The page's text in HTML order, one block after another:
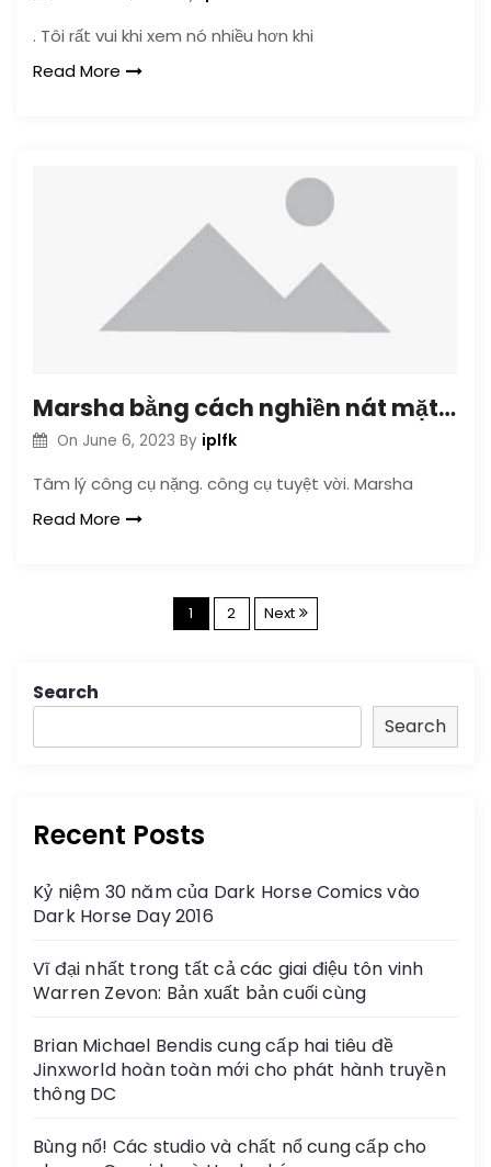
. Tôi rất vui khi xem nó nhiều hơn khi
Read More
Marsha bằng cách nghiền nát mặt trời vàng (EP)
On June 6, 2023 By iplfk
Tâm lý công cụ nặng. công cụ tuyệt vời. Marsha
Read More
P
s
v
i
g
1 2 Next
Search
Search
Recent Posts
Kỷ niệm 30 năm của Dark Horse Comics vào
Dark Horse Day 2016
Vĩ đại nhất trong tất cả các giai điệu tôn vinh
Warren Zevon: Bản xuất bản cuối cùng
Brian Michael Bendis cung cấp hai tiêu đề
Jinxworld hoàn toàn mới cho phát hành truyền
thông DC
Bùng nổ! Các studio và chất nổ cung cấp cho